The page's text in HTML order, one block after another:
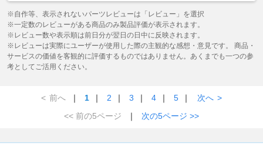
※自作等、表示されないパーツレビューは「レビュー」を選択
※一定数のレビューがある商品のみ製品評価が表示されます。
※レビュー数や表示順は前日分が翌日の日中に反映されます。
※レビューは実際にユーザーが使用した際の主観的な感想・意見です。 商品・
サービスの価値を客観的に評価するものではありません。あくまでも一つの参
考としてご活用ください。
< 前へ ｜ 1 ｜ 2 ｜ 3 ｜ 4 ｜ 5 ｜ 次へ >
<< 前の5ページ
｜ 次の5ページ >>